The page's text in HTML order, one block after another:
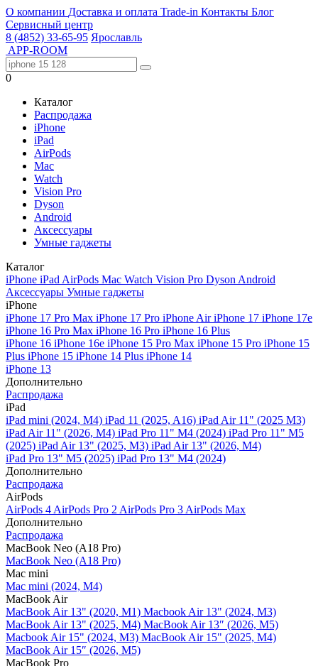
О компании Доставка и оплата Trade-in Контакты Блог
Сервисный центр
8 (4852) 33-65-95 Ярославль
APP-ROOM
0
Каталог
Распродажа
iPhone
iPad
AirPods
Mac
Watch
Vision Pro
Dyson
Android
Аксессуары
Умные гаджеты
Каталог
iPhone iPad AirPods Mac Watch Vision Pro Dyson Android
Аксессуары Умные гаджеты
iPhone
iPhone 17 Pro Max iPhone 17 Pro iPhone AiriPhone 17 iPhone 17e
iPhone 16 Pro Max iPhone 16 Pro iPhone 16 Plus
iPhone 16 iPhone 16e iPhone 15 Pro Max iPhone 15 Pro iPhone 15
Plus iPhone 15 iPhone 14 Plus iPhone 14
iPhone 13
Дополнительно
Распродажа
iPad
iPad mini (2024, M4) iPad 11 (2025, A16) iPad Air 11" (2025 M3)
iPad Air 11" (2026, M4) iPad Pro 11" M4 (2024) iPad Pro 11" M5
(2025) iPad Air 13" (2025, M3) iPad Air 13" (2026, M4)
iPad Pro 13" M5 (2025) iPad Pro 13" M4 (2024)
Дополнительно
Распродажа
AirPods
AirPods 4 AirPods Pro 2 AirPods Pro 3 AirPods Max
Дополнительно
Распродажа
MacBook Neo (A18 Pro)
MacBook Neo (A18 Pro)
Mac mini
Mac mini (2024, M4)
MacBook Air
MacBook Air 13" (2020, M1) Macbook Air 13" (2024, M3)
MacBook Air 13" (2025, M4) MacBook Air 13″ (2026, M5)
Macbook Air 15" (2024, M3) MacBook Air 15" (2025, M4)
MacBook Air 15″ (2026, M5)
MacBook Pro